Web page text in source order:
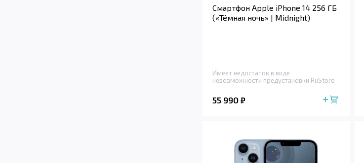
Смартфон Apple iPhone 14 256 ГБ
(«Тёмная ночь» | Midnight)
Имеет недостаток в виде
невозможности предустановки RuStore
55 990 ₽